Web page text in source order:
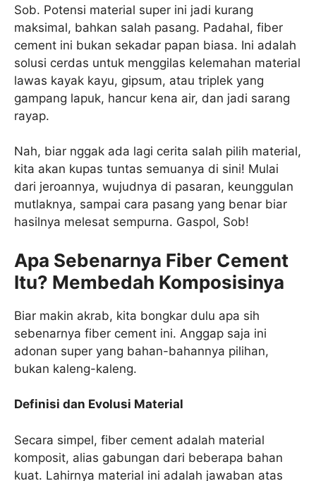
Sob. Potensi material super ini jadi kurang
maksimal, bahkan salah pasang. Padahal, fiber
cement ini bukan sekadar papan biasa. Ini adalah
solusi cerdas untuk menggilas kelemahan material
lawas kayak kayu, gipsum, atau triplek yang
gampang lapuk, hancur kena air, dan jadi sarang
rayap.
Nah, biar nggak ada lagi cerita salah pilih material,
kita akan kupas tuntas semuanya di sini! Mulai
dari jeroannya, wujudnya di pasaran, keunggulan
mutlaknya, sampai cara pasang yang benar biar
hasilnya melesat sempurna. Gaspol, Sob!
Apa Sebenarnya Fiber Cement
Itu? Membedah Komposisinya
Biar makin akrab, kita bongkar dulu apa sih
sebenarnya fiber cement ini. Anggap saja ini
adonan super yang bahan-bahannya pilihan,
bukan kaleng-kaleng.
Definisi dan Evolusi Material
Secara simpel, fiber cement adalah material
komposit, alias gabungan dari beberapa bahan
kuat. Lahirnya material ini adalah jawaban atas